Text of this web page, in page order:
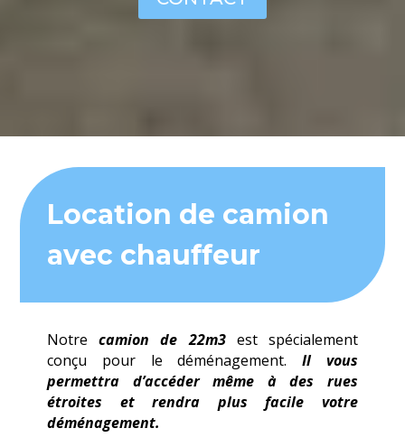
Location de camion
avec chauffeur
Notrecamion de 22m3est spécialement
conçu pour le déménagement. Il vous
permettra d’accéder même à des rues
étroites et rendra plus facile votre
déménagement.